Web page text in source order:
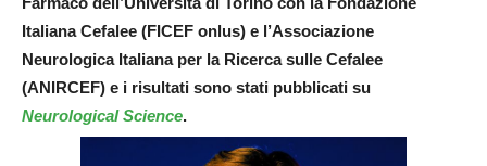
Italiana Cefalee (FICEF onlus) e l’Associazione
Neurologica Italiana per la Ricerca sulle Cefalee
(ANIRCEF) e i risultati sono stati pubblicati su
Neurological Science.